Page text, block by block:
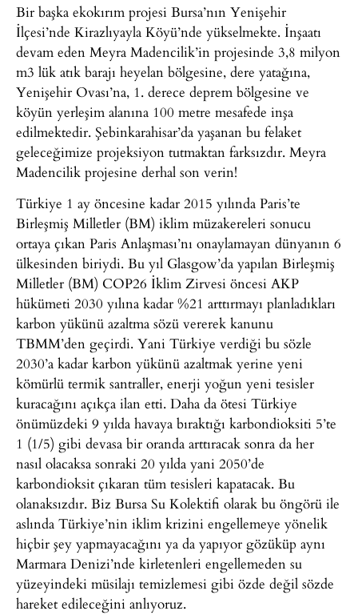
Bir başka ekokırım projesi Bursa’nın Yenişehir
İlçesi’nde Kirazlıyayla Köyü’nde yükselmekte. İnşaatı
devam eden Meyra Madencilik’in projesinde 3,8 milyon
m3 lük atık barajı heyelan bölgesine, dere yatağına,
Yenişehir Ovası’na, 1. derece deprem bölgesine ve
köyün yerleşim alanına 100 metre mesafede inşa
edilmektedir. Şebinkarahisar’da yaşanan bu felaket
geleceğimize projeksiyon tutmaktan farksızdır. Meyra
Madencilik projesine derhal son verin!
Türkiye 1 ay öncesine kadar 2015 yılında Paris’te
Birleşmiş Milletler (BM) iklim müzakereleri sonucu
ortaya çıkan Paris Anlaşması’nı onaylamayan dünyanın 6
ülkesinden biriydi. Bu yıl Glasgow’da yapılan Birleşmiş
Milletler (BM) COP26 İklim Zirvesi öncesi AKP
hükümeti 2030 yılına kadar %21 arttırmayı planladıkları
karbon yükünü azaltma sözü vererek kanunu
TBMM’den geçirdi. Yani Türkiye verdiği bu sözle
2030’a kadar karbon yükünü azaltmak yerine yeni
kömürlü termik santraller, enerji yoğun yeni tesisler
kuracağını açıkça ilan etti. Daha da ötesi Türkiye
önümüzdeki 9 yılda havaya bıraktığı karbondioksiti 5’te
1 (1/5) gibi devasa bir oranda arttıracak sonra da her
nasıl olacaksa sonraki 20 yılda yani 2050’de
karbondioksit çıkaran tüm tesisleri kapatacak. Bu
olanaksızdır. Biz Bursa Su Kolektifi olarak bu öngörü ile
aslında Türkiye’nin iklim krizini engellemeye yönelik
hiçbir şey yapmayacağını ya da yapıyor gözüküp aynı
Marmara Denizi’nde kirletenleri engellemeden su
yüzeyindeki müsilajı temizlemesi gibi özde değil sözde
hareket edileceğini anlıyoruz.